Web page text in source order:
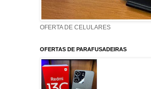
OFERTA DE CELULARES
OFERTAS DE PARAFUSADEIRAS